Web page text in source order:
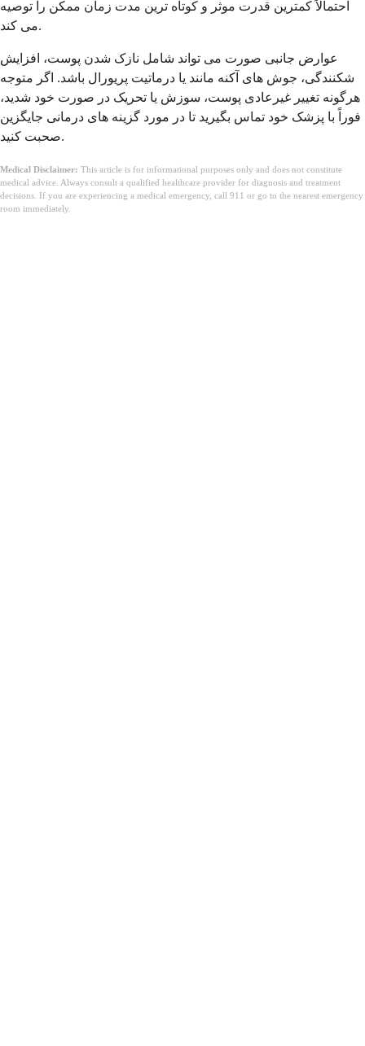
احتمالاً کمترین قدرت موثر و کوتاه ترین مدت زمان ممکن را توصیه
می کند.
عوارض جانبی صورت می تواند شامل نازک شدن پوست، افزایش
شکنندگی، جوش های آکنه مانند یا درماتیت پریورال باشد. اگر متوجه
هرگونه تغییر غیرعادی پوست، سوزش یا تحریک در صورت خود شدید،
فوراً با پزشک خود تماس بگیرید تا در مورد گزینه های درمانی جایگزین
صحبت کنید.
Medical Disclaimer: This article is for informational purposes only and does not constitute
medical advice. Always consult a qualified healthcare provider for diagnosis and treatment
decisions. If you are experiencing a medical emergency, call 911 or go to the nearest emergency
room immediately.